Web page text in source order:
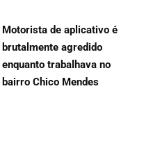
Motorista de aplicativo é
brutalmente agredido
enquanto trabalhava no
bairro Chico Mendes